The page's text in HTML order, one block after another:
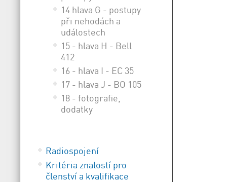
14 hlava G - postupy
při nehodách a
událostech
15 - hlava H - Bell
412
16 - hlava I - EC 35
17 - hlava J - BO 105
18 - fotografie,
dodatky
Radiospojení
Kritéria znalostí pro
členství a kvalifikace